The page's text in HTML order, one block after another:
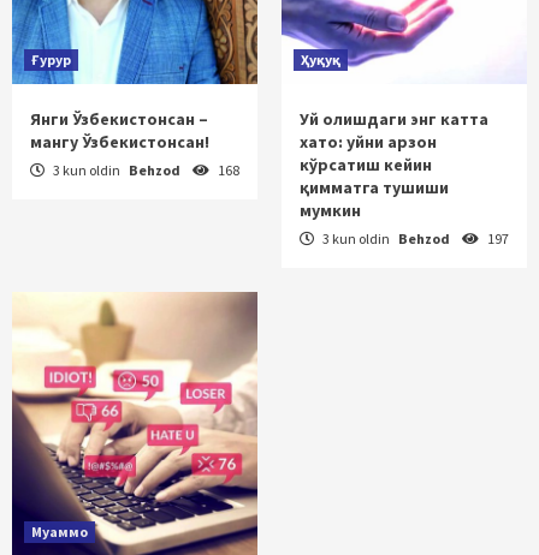
Ғурур
Янги Ўзбекистонсан –
мангу Ўзбекистонсан!
3 kun oldin Behzod 168
Ҳуқуқ
Уй олишдаги энг катта
хато: уйни арзон
кўрсатиш кейин
қимматга тушиши
мумкин
3 kun oldin Behzod 197
Муаммо